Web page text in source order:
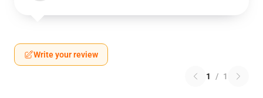
Write your review
1 / 1